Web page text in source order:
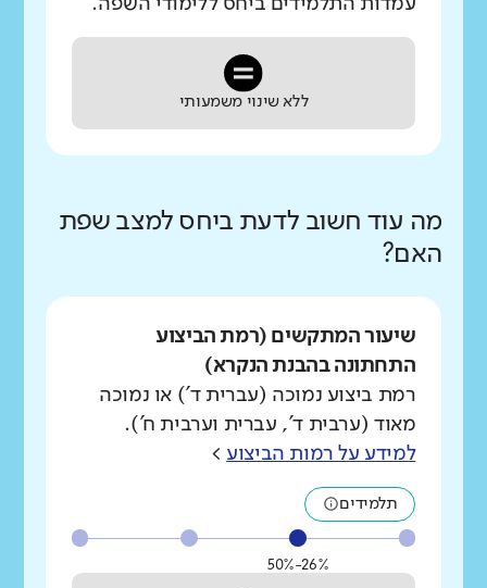
עמדות התלמידים ביחס ללימודי השפה.
ללא שינוי משמעותי
מה עוד חשוב לדעת ביחס למצב שפת
האם?
שיעור המתקשים (רמת הביצוע
התחתונה בהבנת הנקרא)
רמת ביצוע נמוכה (עברית ד') או נמוכה
מאוד (ערבית ד', עברית וערבית ח').
למידע על רמות הביצוע >
תלמידים
26%-50%